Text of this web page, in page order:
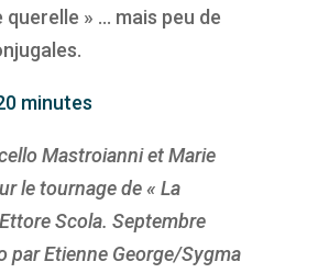
querelle » … mais peu de
minutes
Mastroianni et Marie
le tournage de « La
Scola. Septembre
par Etienne George/Sygma